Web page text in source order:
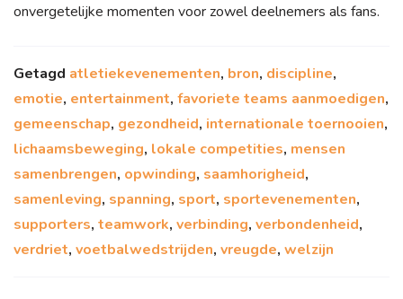
onvergetelijke momenten voor zowel deelnemers als fans.
Getagd atletiekevenementen, bron, discipline,
emotie, entertainment, favoriete teams aanmoedigen,
gemeenschap, gezondheid, internationale toernooien,
lichaamsbeweging, lokale competities, mensen
samenbrengen, opwinding, saamhorigheid,
samenleving, spanning, sport, sportevenementen,
supporters, teamwork, verbinding, verbondenheid,
verdriet, voetbalwedstrijden, vreugde, welzijn